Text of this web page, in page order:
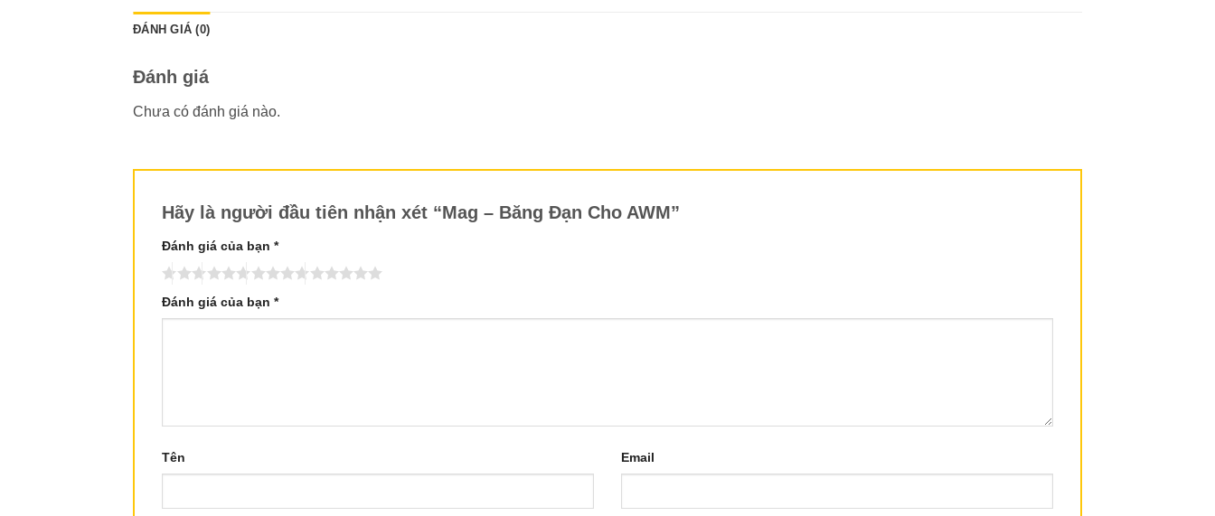
ĐÁNH GIÁ (0)
Đánh giá
Chưa có đánh giá nào.
Hãy là người đầu tiên nhận xét “Mag – Băng Đạn Cho AWM”
Đánh giá của bạn *
Đánh giá của bạn *
Tên Email